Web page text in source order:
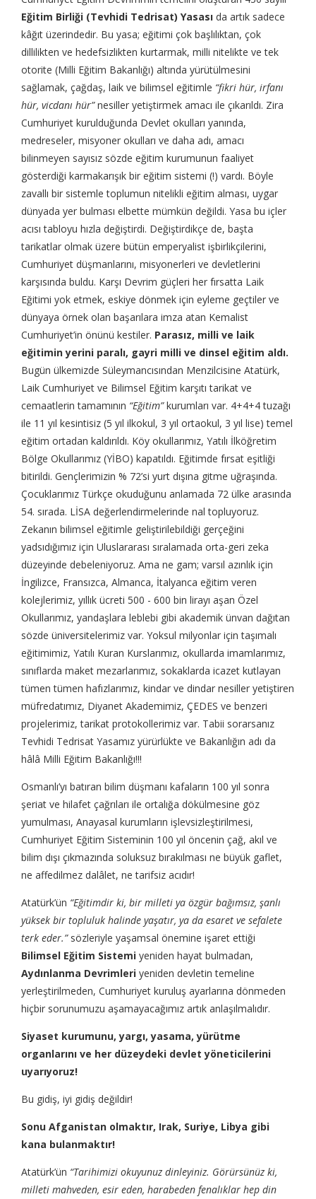
Eğitim Birliği (Tevhidi Tedrisat) Yasası da artık sadece
kâğıt üzerindedir. Bu yasa; eğitimi çok başlılıktan, çok
dillilikten ve hedefsizlikten kurtarmak, milli nitelikte ve tek
otorite (Milli Eğitim Bakanlığı) altında yürütülmesini
sağlamak, çağdaş, laik ve bilimsel eğitimle “fikri hür, irfanı
hür, vicdanı hür”nesiller yetiştirmek amacı ile çıkarıldı. Zira
Cumhuriyet kurulduğunda Devlet okulları yanında,
medreseler, misyoner okulları ve daha adı, amacı
bilinmeyen sayısız sözde eğitim kurumunun faaliyet
gösterdiği karmakarışık bir eğitim sistemi (!) vardı. Böyle
zavallı bir sistemle toplumun nitelikli eğitim alması, uygar
dünyada yer bulması elbette mümkün değildi. Yasa bu içler
acısı tabloyu hızla değiştirdi. Değiştirdikçe de, başta
tarikatlar olmak üzere bütün emperyalist işbirlikçilerini,
Cumhuriyet düşmanlarını, misyonerleri ve devletlerini
karşısında buldu. Karşı Devrim güçleri her fırsatta Laik
Eğitimi yok etmek, eskiye dönmek için eyleme geçtiler ve
dünyaya örnek olan başarılara imza atan Kemalist
Cumhuriyet’in önünü kestiler. Parasız, milli ve laik
eğitimin yerini paralı, gayri milli ve dinsel eğitim aldı.
Bugün ülkemizde Süleymancısından Menzilcisine Atatürk,
Laik Cumhuriyet ve Bilimsel Eğitim karşıtı tarikat ve
cemaatlerin tamamının “Eğitim”kurumları var. 4+4+4 tuzağı
ile 11 yıl kesintisiz (5 yıl ilkokul, 3 yıl ortaokul, 3 yıl lise) temel
eğitim ortadan kaldırıldı. Köy okullarımız, Yatılı İlköğretim
Bölge Okullarımız (YİBO) kapatıldı. Eğitimde fırsat eşitliği
bitirildi. Gençlerimizin % 72’si yurt dışına gitme uğraşında.
Çocuklarımız Türkçe okuduğunu anlamada 72 ülke arasında
54. sırada. LİSA değerlendirmelerinde nal topluyoruz.
Zekanın bilimsel eğitimle geliştirilebildiği gerçeğini
yadsıdığımız için Uluslararası sıralamada orta-geri zeka
düzeyinde debeleniyoruz. Ama ne gam; varsıl azınlık için
İngilizce, Fransızca, Almanca, İtalyanca eğitim veren
kolejlerimiz, yıllık ücreti 500 - 600 bin lirayı aşan Özel
Okullarımız, yandaşlara leblebi gibi akademik ünvan dağıtan
sözde üniversitelerimiz var. Yoksul milyonlar için taşımalı
eğitimimiz, Yatılı Kuran Kurslarımız, okullarda imamlarımız,
sınıflarda maket mezarlarımız, sokaklarda icazet kutlayan
tümen tümen hafızlarımız, kindar ve dindar nesiller yetiştiren
müfredatımız, Diyanet Akademimiz, ÇEDES ve benzeri
projelerimiz, tarikat protokollerimiz var. Tabii sorarsanız
Tevhidi Tedrisat Yasamız yürürlükte ve Bakanlığın adı da
hâlâ Milli Eğitim Bakanlığı!!!
Osmanlı’yı batıran bilim düşmanı kafaların 100 yıl sonra
şeriat ve hilafet çağrıları ile ortalığa dökülmesine göz
yumulması, Anayasal kurumların işlevsizleştirilmesi,
Cumhuriyet Eğitim Sisteminin 100 yıl öncenin çağ, akıl ve
bilim dışı çıkmazında soluksuz bırakılması ne büyük gaflet,
ne affedilmez dalâlet, ne tarifsiz acıdır!
Atatürk’ün “Eğitimdir ki, bir milleti ya özgür bağımsız, şanlı
yüksek bir topluluk halinde yaşatır, ya da esaret ve sefalete
terk eder.”sözleriyle yaşamsal önemine işaret ettiği
Bilimsel Eğitim Sistemi yeniden hayat bulmadan,
Aydınlanma Devrimleri yeniden devletin temeline
yerleştirilmeden, Cumhuriyet kuruluş ayarlarına dönmeden
hiçbir sorunumuzu aşamayacağımız artık anlaşılmalıdır.
Siyaset kurumunu, yargı, yasama, yürütme
organlarını ve her düzeydeki devlet yöneticilerini
uyarıyoruz!
Bu gidiş, iyi gidiş değildir!
Sonu Afganistan olmaktır, Irak, Suriye, Libya gibi
kana bulanmaktır!
Atatürk’ün “Tarihimizi okuyunuz dinleyiniz. Görürsünüz ki,
milleti mahveden, esir eden, harabeden fenalıklar hep din